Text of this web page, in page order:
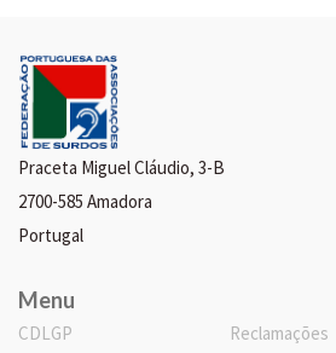
Praceta Miguel Cláudio, 3-B
2700-585 Amadora
Portugal
Menu
CDLGP
Reclamações